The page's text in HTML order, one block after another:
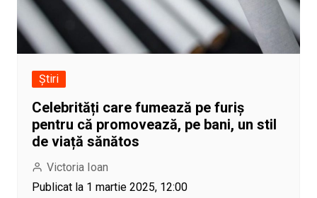
Știri
Celebrități care fumează pe furiș
pentru că promovează, pe bani, un stil
de viață sănătos
Victoria Ioan
Publicat la 1 martie 2025, 12:00